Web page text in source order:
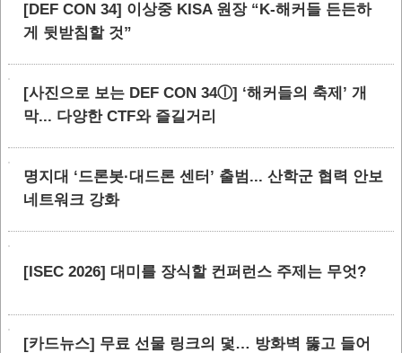
[DEF CON 34] 이상중 KISA 원장 “K-해커들 든든하
게 뒷받침할 것”
[사진으로 보는 DEF CON 34ⓛ] ‘해커들의 축제’ 개
막... 다양한 CTF와 즐길거리
명지대 ‘드론봇·대드론 센터’ 출범... 산학군 협력 안보
네트워크 강화
[ISEC 2026] 대미를 장식할 컨퍼런스 주제는 무엇?
[카드뉴스] 무료 선물 링크의 덫… 방화벽 뚫고 들어